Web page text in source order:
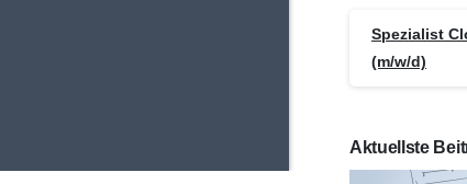
Spezialist
(m/w/d)
Aktuellste